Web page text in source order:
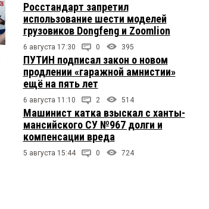
Росстандарт запретил
использование шести моделей
грузовиков Dongfeng и Zoomlion
6 августа 17:30 0 395
ПУТИН подписал закон о новом
продлении «гаражной амнистии»
ещё на пять лет
6 августа 11:10 2 514
Машинист катка взыскал с ханты-
мансийского СУ №967 долги и
компенсации вреда
5 августа 15:44 0 724